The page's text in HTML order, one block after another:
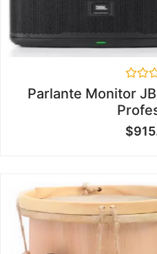
en
0
de
5
Parlante Monitor
$